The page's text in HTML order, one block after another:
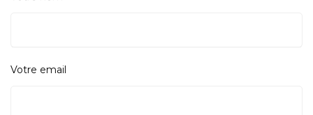
Votre email